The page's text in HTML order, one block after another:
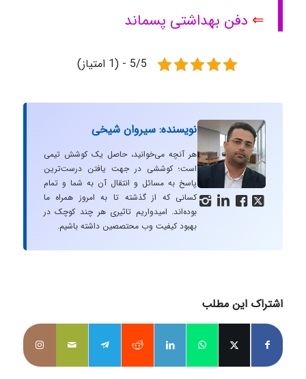
⇐ دفن بهداشتی پسماند
5/5 - (1 امتیاز)
   
نویسنده: سیروان شیخی
هر آنچه می‌خوانید، حاصل یک کوشش تیمی
است؛ کوششی در جهت یافتن درست‌ترین
پاسخ به مسائل و انتقال آن به شما و تمام
کسانی که از گذشته تا به امروز همراه ما
بوده‌اند. امیدواریم تاثیری هر چند کوچک در
بهبود کیفیت وب محتصصین داشته باشیم.
اشتراک این مطلب